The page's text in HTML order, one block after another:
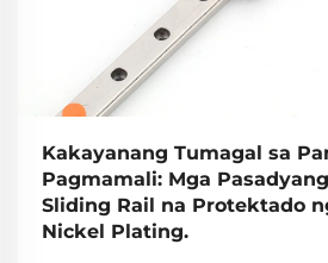
Kakayanang Tumagal sa
Pagmamali: Mga
Sliding Rail na Protektado
Nickel Plating.